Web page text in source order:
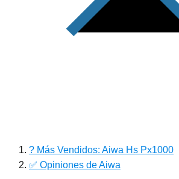
? Más Vendidos: Aiwa Hs Px1000
✅ Opiniones de Aiwa